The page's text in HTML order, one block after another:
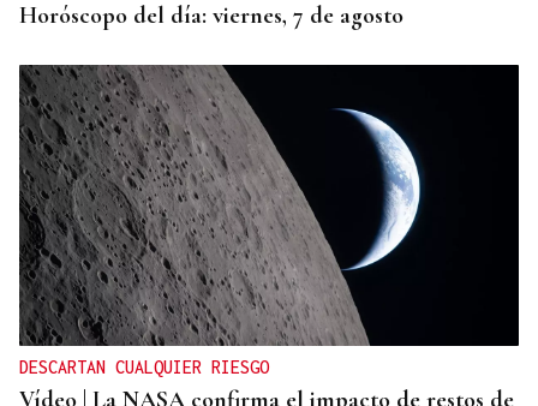
Horóscopo del día: viernes, 7 de agosto
DESCARTAN CUALQUIER RIESGO